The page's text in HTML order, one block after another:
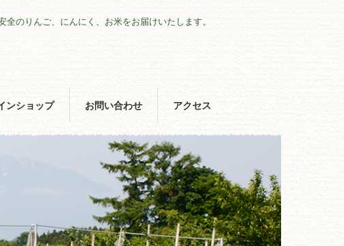
のりんご、にんにく、お米をお届けいたします。
ンショップ お問い合わせ アクセス